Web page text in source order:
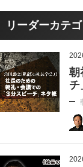
リーダーカテ
朝
チ